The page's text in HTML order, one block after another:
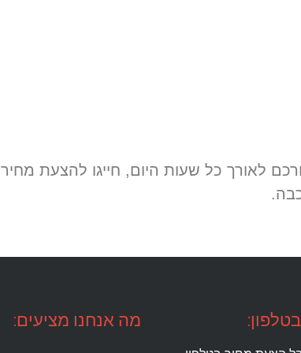
לאורך כל שעות היום, חייגו להצעת מחיר
מה אנחנו מציעים: